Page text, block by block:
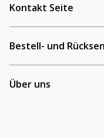
Kontakt Seite
Bestell- und
Über uns